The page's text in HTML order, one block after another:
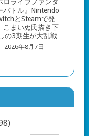
ロライブファンタ
バトル』Nintendo
とSteamで発
こまいぬ氏描き下
の3期生が大乱戦
2026年8月7日